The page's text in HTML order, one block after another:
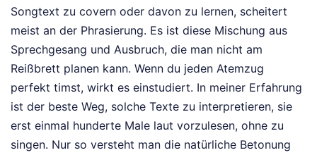
Songtext zu covern oder davon zu lernen, scheitert
meist an der Phrasierung. Es ist diese Mischung aus
Sprechgesang und Ausbruch, die man nicht am
Reißbrett planen kann. Wenn du jeden Atemzug
perfekt timst, wirkt es einstudiert. In meiner Erfahrung
ist der beste Weg, solche Texte zu interpretieren, sie
erst einmal hunderte Male laut vorzulesen, ohne zu
singen. Nur so versteht man die natürliche Betonung